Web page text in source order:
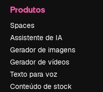
Produtos
Spaces
Assistente de IA
Gerador de imagens
Gerador de vídeos
Texto para voz
Conteúdo de stock